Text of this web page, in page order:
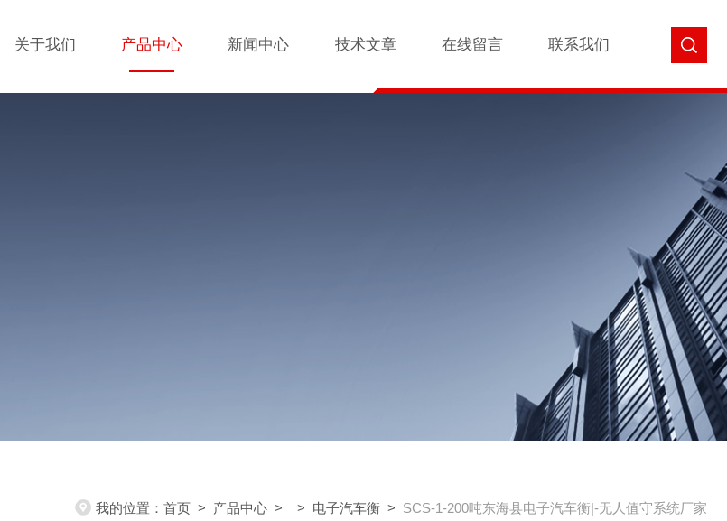
关于我们 产品中心 新闻中心 技术文章 在线留言 联系我们
我的位置： 首页 > 产品中心 > > 电子汽车衡 > SCS-1-200吨东海县电子汽车衡|-无人值守系统厂家